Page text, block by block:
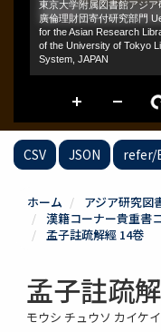
CSV JSON refer/
ホーム
アジア研究図
漢籍コーナー貴重書
孟子註疏解經 14卷
孟子註疏
モウシ チュウソ カイケイ